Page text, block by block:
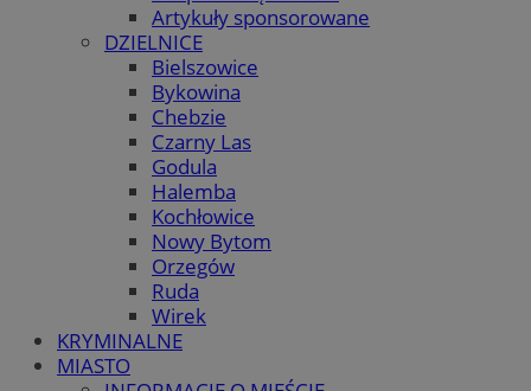
Artykuły sponsorowane
DZIELNICE
Bielszowice
Bykowina
Chebzie
Czarny Las
Godula
Halemba
Kochłowice
Nowy Bytom
Orzegów
Ruda
Wirek
KRYMINALNE
MIASTO